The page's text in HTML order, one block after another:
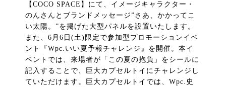
【COCO SPACE】にて、イメージキャラクター・
のんさんとブランドメッセージ”さあ、かかってこ
い太陽。”を掲げた大型パネルを設置いたします。
また、6月6日(土)限定で参加型プロモーションイベ
ント『Wpc.いい夏予報チャレンジ』を開催。本イ
ベントでは、来場者が「この夏の抱負」をシールに
記入することで、巨大カプセルトイにチャレンジし
ていただけます。巨大カプセルトイでは、Wpc.史